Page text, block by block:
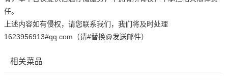
任。
上述内容如有侵权，请您联系我们，我们将及时处理
1623956913#qq.com（请#替换@发送邮件）
相关菜品